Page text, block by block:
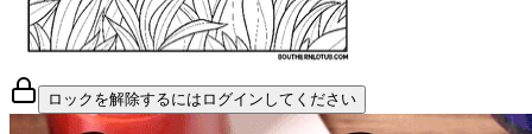
ロックを解除するにはログインしてください